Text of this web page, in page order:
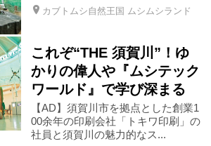
県中エリア 新潟県
会津エリア 南相馬市
金山町 昭和村
只見町 檜枝岐村
カブトムシ自然王国 ムシムシランド
これぞ“THE 須賀川”！ゆ
かりの偉人や『ムシテック
ワールド』で学び深まる
【AD】須賀川市を拠点とした創業1
00余年の印刷会社「トキワ印刷」の
社員と須賀川の魅力的なス...